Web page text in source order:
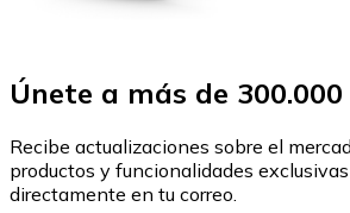
Únete a más de
Recibe actualizaciones sobre el
productos y funcionalidades
directamente en tu correo.